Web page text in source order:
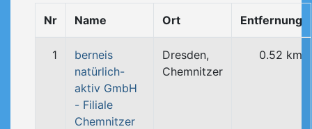
Nr Name Ort Entfernung
1
berneis
natürlich-
aktiv GmbH
- Filiale
Chemnitzer
Dresden,
Chemnitzer
0.52 km